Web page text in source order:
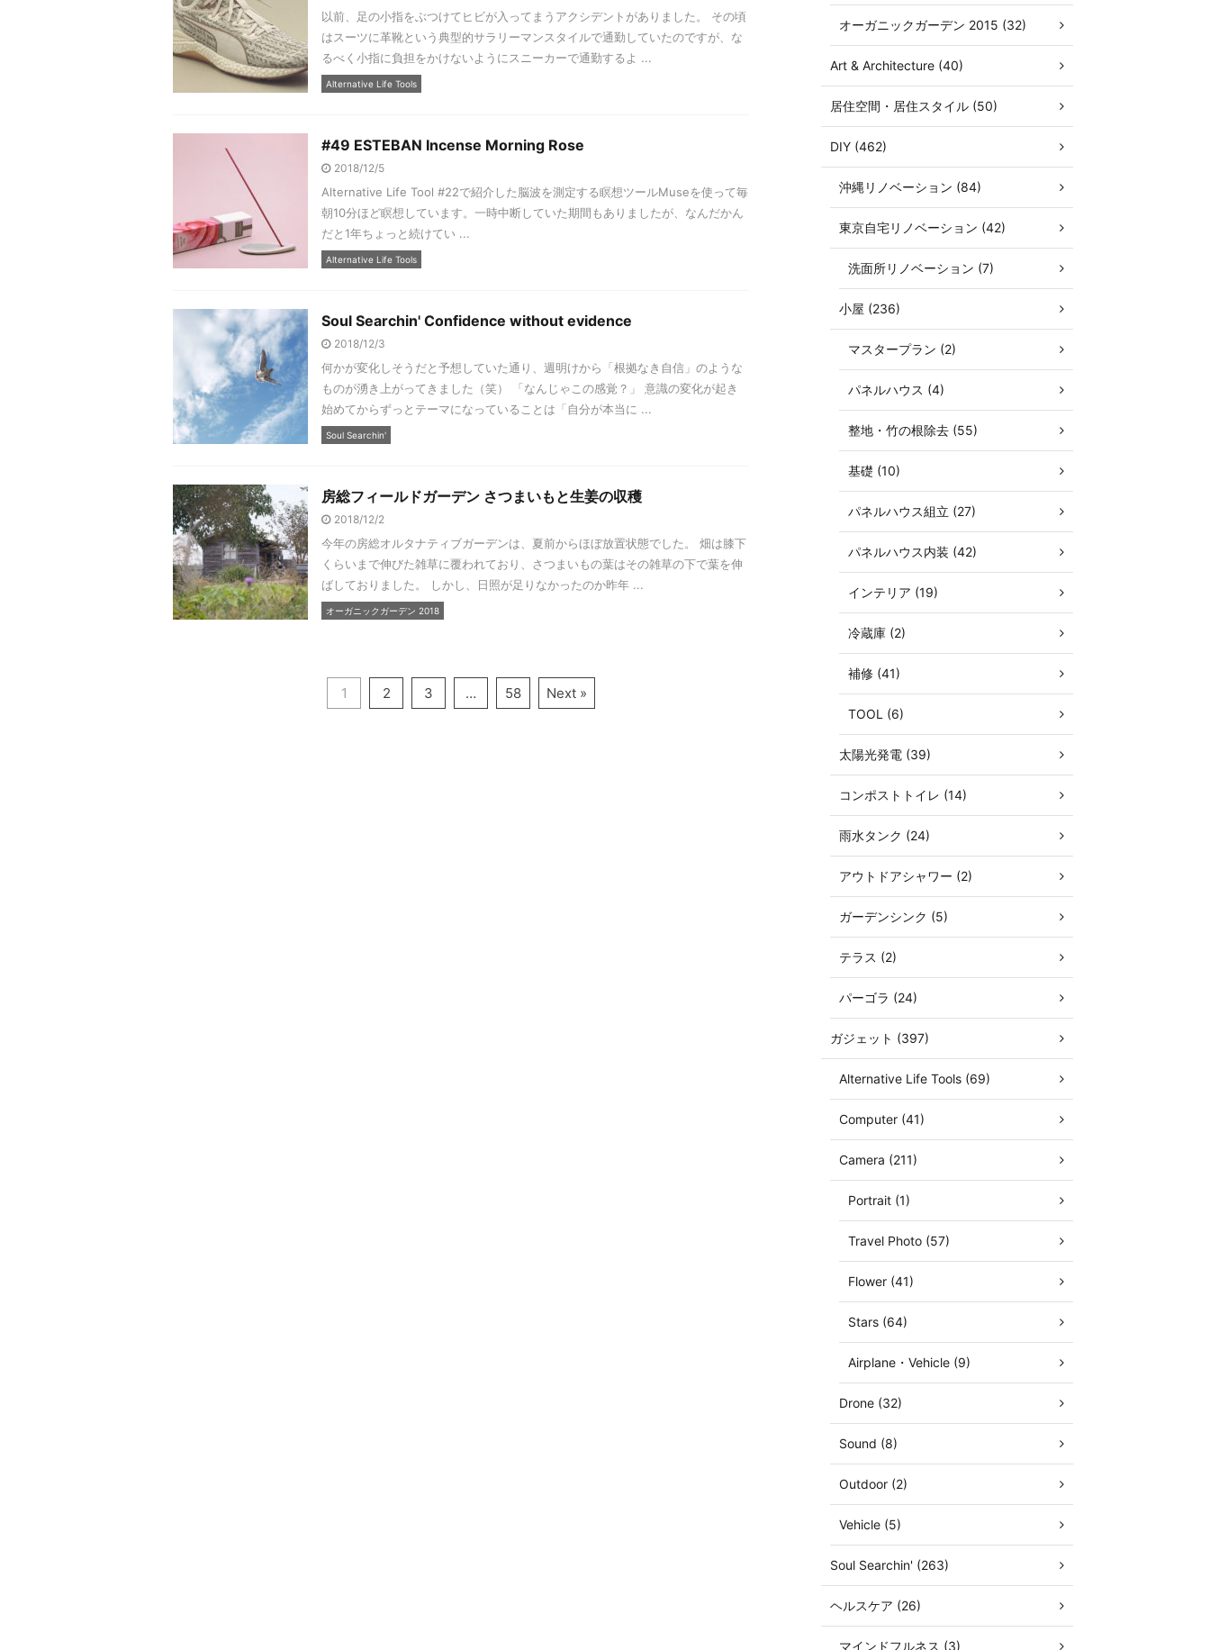
以前、足の小指をぶつけてヒビが入ってまうアクシデントがありました。 その頃
はスーツに革靴という典型的サラリーマンスタイルで通勤していたのですが、な
るべく小指に負担をかけないようにスニーカーで通勤するよ ...
Alternative Life Tools
#49 ESTEBAN Incense Morning Rose
2018/12/5
Alternative Life Tool #22で紹介した脳波を測定する瞑想ツールMuseを使って毎
朝10分ほど瞑想しています。一時中断していた期間もありましたが、なんだかん
だと1年ちょっと続けてい ...
Alternative Life Tools
Soul Searchin' Confidence without evidence
2018/12/3
何かが変化しそうだと予想していた通り、週明けから「根拠なき自信」のような
ものが湧き上がってきました（笑） 「なんじゃこの感覚？」 意識の変化が起き
始めてからずっとテーマになっていることは「自分が本当に ...
Soul Searchin'
房総フィールドガーデン さつまいもと生姜の収穫
2018/12/2
今年の房総オルタナティブガーデンは、夏前からほぼ放置状態でした。 畑は膝下
くらいまで伸びた雑草に覆われており、さつまいもの葉はその雑草の下で葉を伸
ばしておりました。 しかし、日照が足りなかったのか昨年 ...
オーガニックガーデン 2018
1 2 3 … 58 Next »
オーガニックガーデン 2015 (32)
Art & Architecture (40)
居住空間・居住スタイル (50)
DIY (462)
沖縄リノベーション (84)
東京自宅リノベーション (42)
洗面所リノベーション (7)
小屋 (236)
マスタープラン (2)
パネルハウス (4)
整地・竹の根除去 (55)
基礎 (10)
パネルハウス組立 (27)
パネルハウス内装 (42)
インテリア (19)
冷蔵庫 (2)
補修 (41)
TOOL (6)
太陽光発電 (39)
コンポストトイレ (14)
雨水タンク (24)
アウトドアシャワー (2)
ガーデンシンク (5)
テラス (2)
パーゴラ (24)
ガジェット (397)
Alternative Life Tools (69)
Computer (41)
Camera (211)
Portrait (1)
Travel Photo (57)
Flower (41)
Stars (64)
Airplane・Vehicle (9)
Drone (32)
Sound (8)
Outdoor (2)
Vehicle (5)
Soul Searchin' (263)
ヘルスケア (26)
マインドフルネス (3)